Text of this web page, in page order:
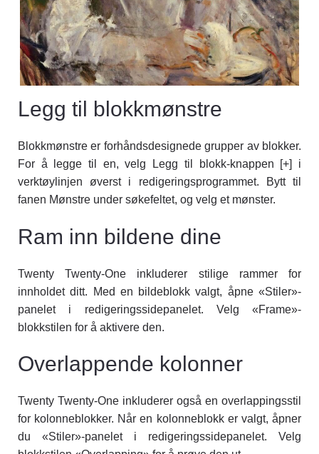
Legg til blokkmønstre
Blokkmønstre er forhåndsdesignede grupper av blokker.
For å legge til en, velg Legg til blokk-knappen [+] i
verktøylinjen øverst i redigeringsprogrammet. Bytt til
fanen Mønstre under søkefeltet, og velg et mønster.
Ram inn bildene dine
Twenty Twenty-One inkluderer stilige rammer for
innholdet ditt. Med en bildeblokk valgt, åpne «Stiler»-
panelet i redigeringssidepanelet. Velg «Frame»-
blokkstilen for å aktivere den.
Overlappende kolonner
Twenty Twenty-One inkluderer også en overlappingsstil
for kolonneblokker. Når en kolonneblokk er valgt, åpner
du «Stiler»-panelet i redigeringssidepanelet. Velg